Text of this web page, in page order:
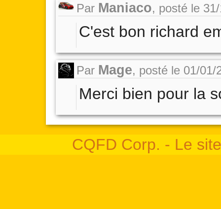
Par Maniaco, posté le
C'est bon richard
Par Mage, posté le 01/01/
Merci bien pour la
CQFD Corp. - Le